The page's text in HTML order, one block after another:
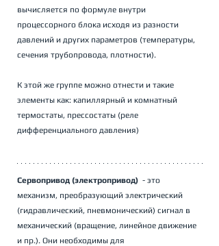
вычисляется по формуле внутри
процессорного блока исходя из разности
давлений и других параметров (температуры,
сечения трубопровода, плотности).
К этой же группе можно отнести и такие
элементы как: капиллярный и комнатный
термостаты, прессостаты (реле
дифференциального давления)
Сервопривод (электропривод) - это
механизм, преобразующий электрический
(гидравлический, пневмонический) сигнал в
механический (вращение, линейное движение
и пр.). Они необходимы для